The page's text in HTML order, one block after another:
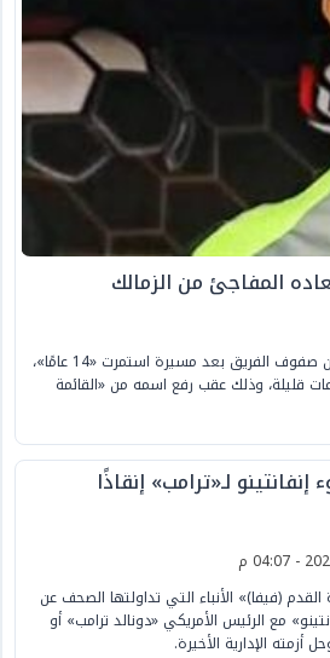
المفاجئ من الزمالك
كشف «أنس وائل»، لاعب نادي الزمالك، عن تفاصيل أزمة رحيله المفاجئ عن صفوف الفريق بعد مسيرة استمرت «14 عامًا»،
قليلة، وذلك عقب رفع اسمه من «القائمة
لـ«ترامب» إنقاذًا
(فيفا)» الأنباء التي تداولتها الصحف عن
مع الرئيس الأمريكي «دونالد ترامب» أو
أزمته الإدارية الأخيرة.